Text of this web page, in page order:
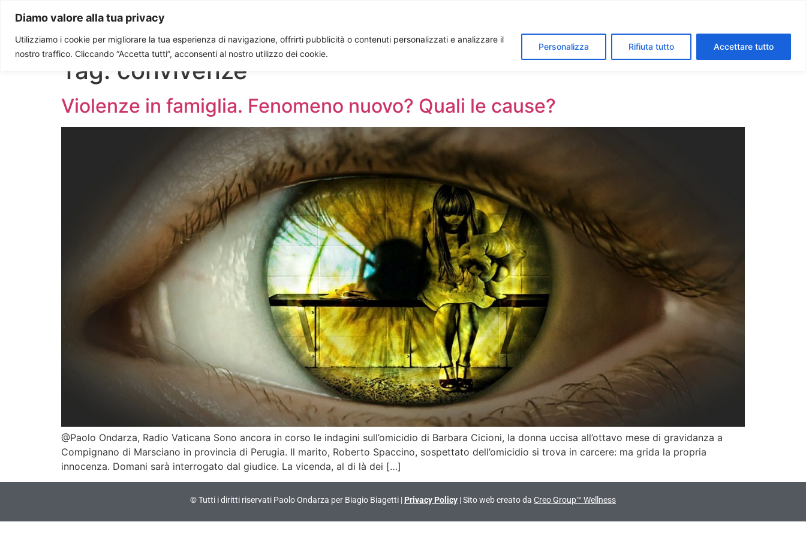
Diamo valore alla tua privacy
Utilizziamo i cookie per migliorare la tua esperienza di navigazione, offrirti pubblicità o contenuti personalizzati e analizzare il
nostro traffico. Cliccando “Accetta tutti”, acconsenti al nostro utilizzo dei cookie.
Personalizza Rifiuta tutto Accettare tutto
Paolo Ondarza
Tag: convivenze
Violenze in famiglia. Fenomeno nuovo? Quali le cause?
@Paolo Ondarza, Radio Vaticana Sono ancora in corso le indagini sull’omicidio di Barbara Cicioni, la donna uccisa all’ottavo mese di gravidanza a
Compignano di Marsciano in provincia di Perugia. Il marito, Roberto Spaccino, sospettato dell’omicidio si trova in carcere: ma grida la propria
innocenza. Domani sarà interrogato dal giudice. La vicenda, al di là dei […]
© Tutti i diritti riservati Paolo Ondarza per Biagio Biagetti | Privacy Policy | Sito web creato da Creo Group™ Wellness